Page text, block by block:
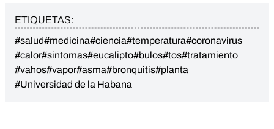
ETIQUETAS:
#salud#medicina#ciencia#temperatura#coronavirus
#calor#sintomas#eucalipto#bulos#tos#tratamiento
#vahos#vapor#asma#bronquitis#planta
#Universidad de la Habana